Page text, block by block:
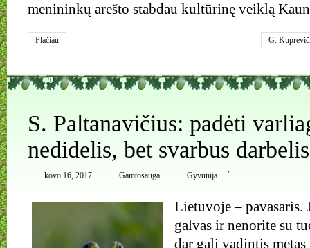
menininkų arešto stabdau kultūrinę veiklą
Plačiau
G.
0
S. Paltanavičius: padėti
nedidelis, bet svarbus darbelis
kovo 16, 2017 Gamtosauga
,
Gyvūnija
Lietuvoje – pavasaris.
galvas ir nenorite su
dar gali vadintis